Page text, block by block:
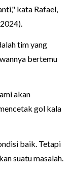
kata Rafael,
tim yang
bertemu
akan
gol kala
baik. Tetapi
suatu masalah.